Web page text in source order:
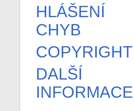
HLÁŠENÍ
CHYB
COPYRIGHT
DALŠÍ
INFORMACE